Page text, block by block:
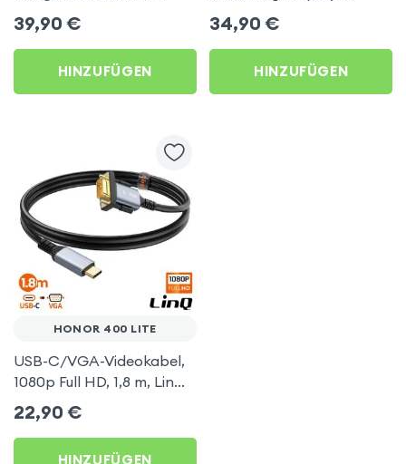
Display Adapter für
Honor 400 Lite
39,90 €
HINZUFÜGEN
Dongle, TV-Video-
Empfänger (Miracast,
AirPlay, DLNA-
kompatibel) für Honor
400 Lite
34,90 €
HINZUFÜGEN
HONOR 400 LITE
USB-C/VGA-Videokabel,
1080p Full HD, 1,8 m, LinQ
für Honor 400 Lite
22,90 €
HINZUFÜGEN